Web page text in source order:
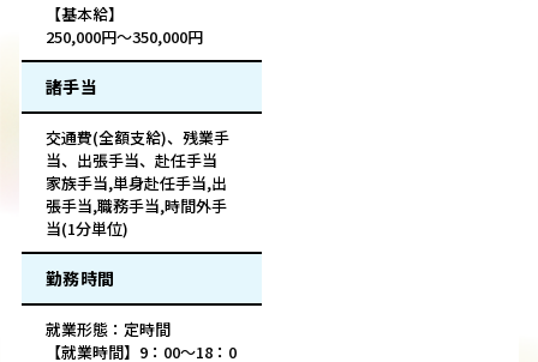
【基本給】
250,000円～350,000円
諸手当
交通費(全額支給)、残業手
当、出張手当、赴任手当
家族手当,単身赴任手当,出
張手当,職務手当,時間外手
当(1分単位)
勤務時間
就業形態：定時間
【就業時間】9：00～18：0